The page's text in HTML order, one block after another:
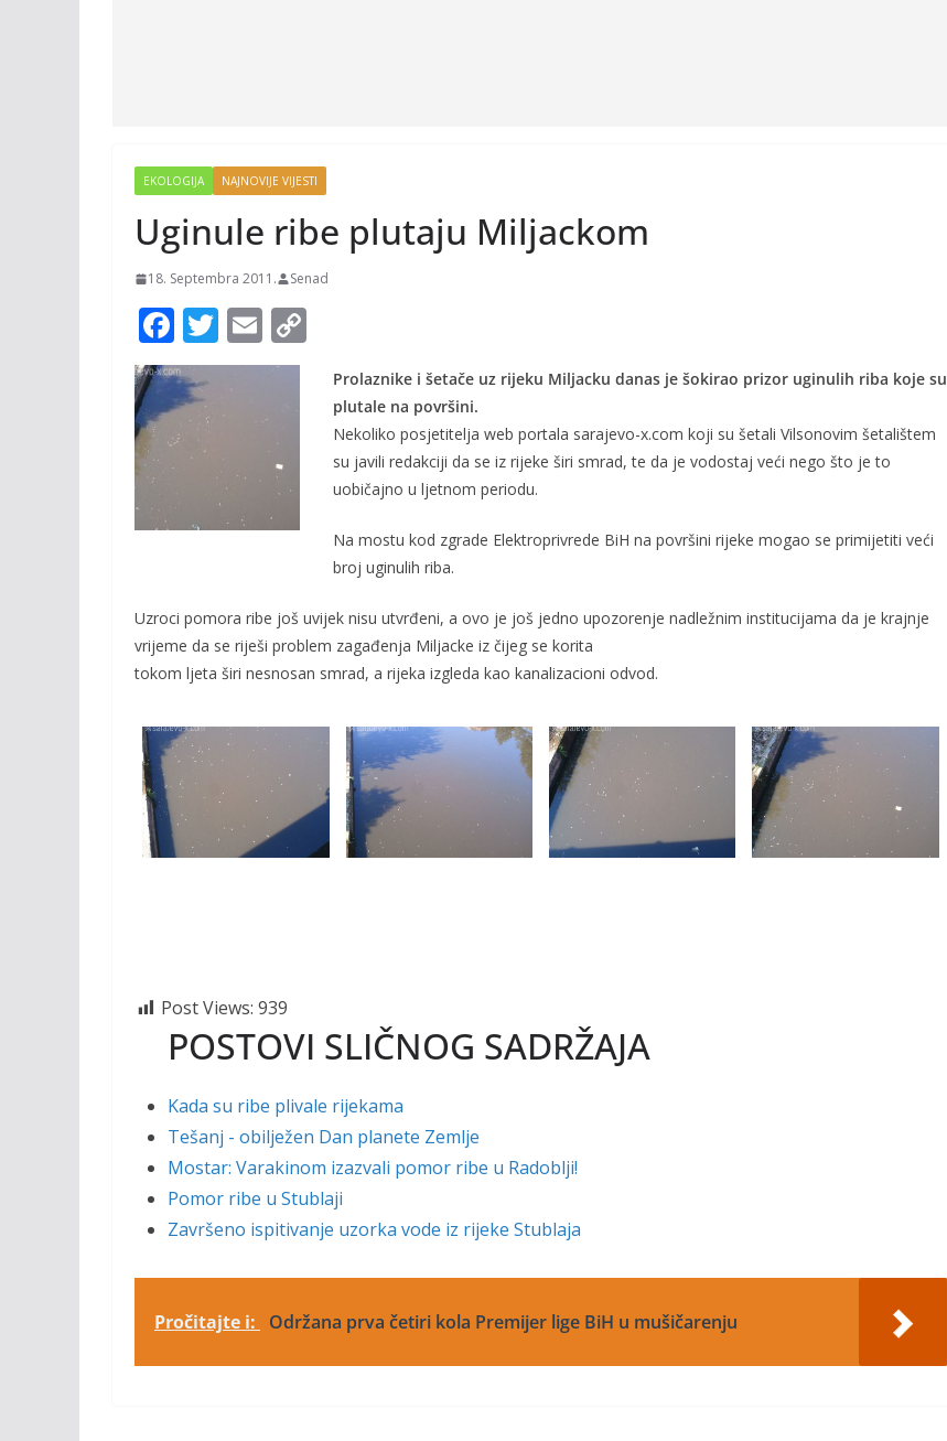
EKOLOGIJA NAJNOVIJE VIJESTI
Uginule ribe plutaju Miljackom
18. Septembra 2011. Senad
F
ac
e
b
o
k
T
w
E
m
l
Prolaznike i šetače uz rijeku Miljacku danas je šokirao prizor uginulih riba koje su
plutale na površini.
Nekoliko posjetitelja web portala sarajevo-x.com koji su šetali Vilsonovim šetalištem
su javili redakciji da se iz rijeke širi smrad, te da je vodostaj veći nego što je to
uobičajno u ljetnom periodu.
Na mostu kod zgrade Elektroprivrede BiH na površini rijeke mogao se primijetiti veći
broj uginulih riba.
Uzroci pomora ribe još uvijek nisu utvrđeni, a ovo je još jedno upozorenje nadležnim institucijama da je krajnje
vrijeme da se riješi problem zagađenja Miljacke iz čijeg se korita
tokom ljeta širi nesnosan smrad, a rijeka izgleda kao kanalizacioni odvod.
Post Views: 939
POSTOVI SLIČNOG SADRŽAJA
Kada su ribe plivale rijekama
Tešanj - obilježen Dan planete Zemlje
Mostar: Varakinom izazvali pomor ribe u Radoblji!
Pomor ribe u Stublaji
Završeno ispitivanje uzorka vode iz rijeke Stublaja
Pročitajte i: Održana prva četiri kola Premijer lige BiH u mušičarenju